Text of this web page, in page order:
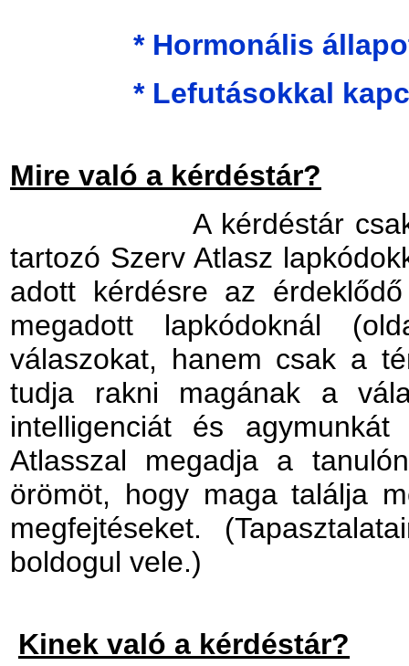
* Hormonális
* Lefutásokkal
Mire való a kérdéstár?
A kérdéstár csak
tartozó Szerv Atlasz
adott kérdésre az
megadott lapkódoknál
válaszokat, hanem csak a
tudja rakni magának a
intelligenciát és
Atlasszal megadja a
örömöt, hogy maga találja
megfejtéseket.
boldogul vele.)
Kinek való a kérdéstár?